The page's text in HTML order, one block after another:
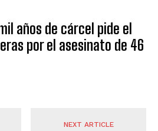
años de cárcel pide el
por el asesinato de 46
NEXT ARTICLE